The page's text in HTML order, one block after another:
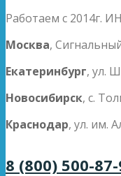
Работаем с 2014г.
Москва,
Екатеринбург, ул.
Новосибирск, с.
Краснодар, ул. им.
8 (800) 500-